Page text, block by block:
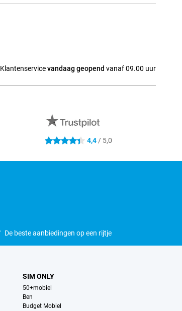
Klantenservicevandaag geopend vanaf 09.00 uur
4.4 sterren 4,4 / 5,0
De beste aanbiedingen op een rijtje
SIM ONLY
50+mobiel
Ben
Budget Mobiel